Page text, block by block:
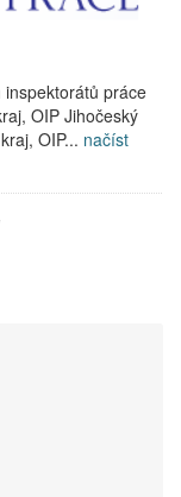
práce
OIP Jihočeský
OIP... načíst